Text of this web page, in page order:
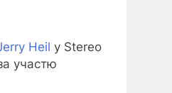
Heil у Stereo
участю